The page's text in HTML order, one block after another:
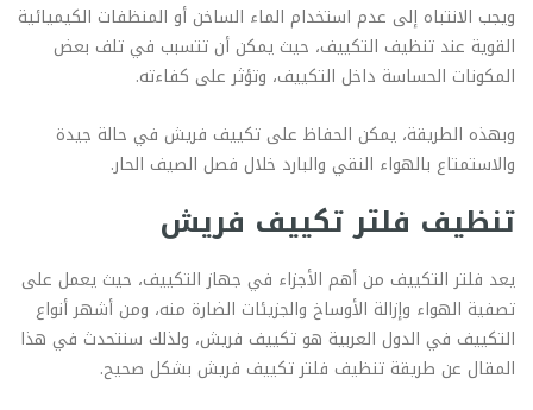
ويجب الانتباه إلى عدم استخدام الماء الساخن أو المنظفات الكيميائية
القوية عند تنظيف التكييف، حيث يمكن أن تتسبب في تلف بعض
المكونات الحساسة داخل التكييف، وتؤثر على كفاءته.
وبهذه الطريقة، يمكن الحفاظ على تكييف فريش في حالة جيدة
والاستمتاع بالهواء النقي والبارد خلال فصل الصيف الحار.
تنظيف فلتر تكييف فريش
يعد فلتر التكييف من أهم الأجزاء في جهاز التكييف، حيث يعمل على
تصفية الهواء وإزالة الأوساخ والجزيئات الضارة منه، ومن أشهر أنواع
التكييف في الدول العربية هو تكييف فريش، ولذلك سنتحدث في هذا
المقال عن طريقة تنظيف فلتر تكييف فريش بشكل صحيح.